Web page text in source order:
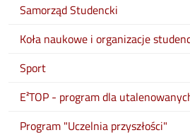
Samorząd Studencki
Koła naukowe i organizacje
Sport
E²TOP - program dla
Program "Uczelnia przyszłości"